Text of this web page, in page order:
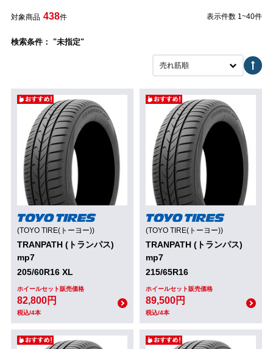
対象商品 438件 表示件数 1~40件
検索条件： "未指定"
売れ筋順
(TOYO TIRE(トーヨー))
TRANPATH (トランパス)
mp7
205/60R16 XL
ホイールセット販売価格
82,800円
税込/4本
(TOYO TIRE(トーヨー))
TRANPATH (トランパス)
mp7
215/65R16
ホイールセット販売価格
89,500円
税込/4本